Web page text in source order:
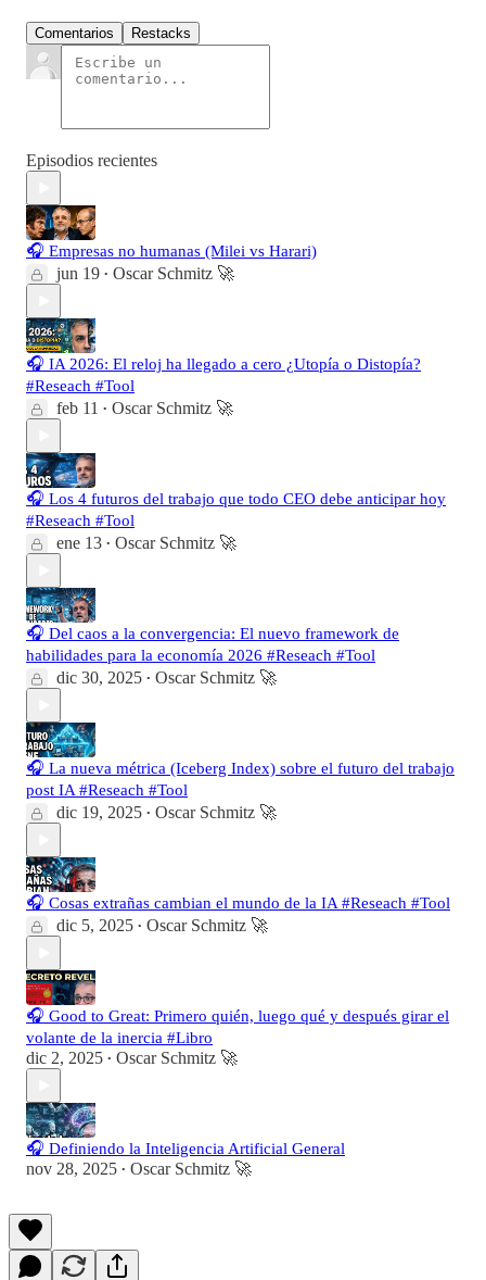
Comentarios Restacks
Episodios recientes
🎧 Empresas no humanas (Milei vs Harari)
jun 19 • Oscar Schmitz 🚀
🎧 IA 2026: El reloj ha llegado a cero ¿Utopía o Distopía?
#Reseach #Tool
feb 11 • Oscar Schmitz 🚀
🎧 Los 4 futuros del trabajo que todo CEO debe anticipar hoy
#Reseach #Tool
ene 13 • Oscar Schmitz 🚀
🎧 Del caos a la convergencia: El nuevo framework de
habilidades para la economía 2026 #Reseach #Tool
dic 30, 2025 • Oscar Schmitz 🚀
🎧 La nueva métrica (Iceberg Index) sobre el futuro del trabajo
post IA #Reseach #Tool
dic 19, 2025 • Oscar Schmitz 🚀
🎧 Cosas extrañas cambian el mundo de la IA #Reseach #Tool
dic 5, 2025 • Oscar Schmitz 🚀
🎧 Good to Great: Primero quién, luego qué y después girar el
volante de la inercia #Libro
dic 2, 2025 • Oscar Schmitz 🚀
🎧 Definiendo la Inteligencia Artificial General
nov 28, 2025 • Oscar Schmitz 🚀